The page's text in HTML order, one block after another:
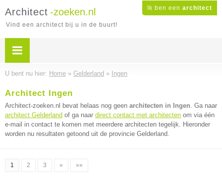
Ik ben een architect
Architect -zoeken.nl
Vind een architect bij u in de buurt!
U bent nu hier: Home » Gelderland » Ingen
Architect Ingen
Architect-zoeken.nl bevat helaas nog geen architecten in Ingen. Ga naar
architect Gelderland of ga naar direct contact met architecten om via één
e-mail in contact te komen met meerdere architecten tegelijk. Hieronder
worden nu resultaten getoond uit de provincie Gelderland.
1 2 3 » »»